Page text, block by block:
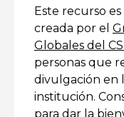
Este recurso
creada por el
Globales del
personas que
divulgación en
institución.
para dar la